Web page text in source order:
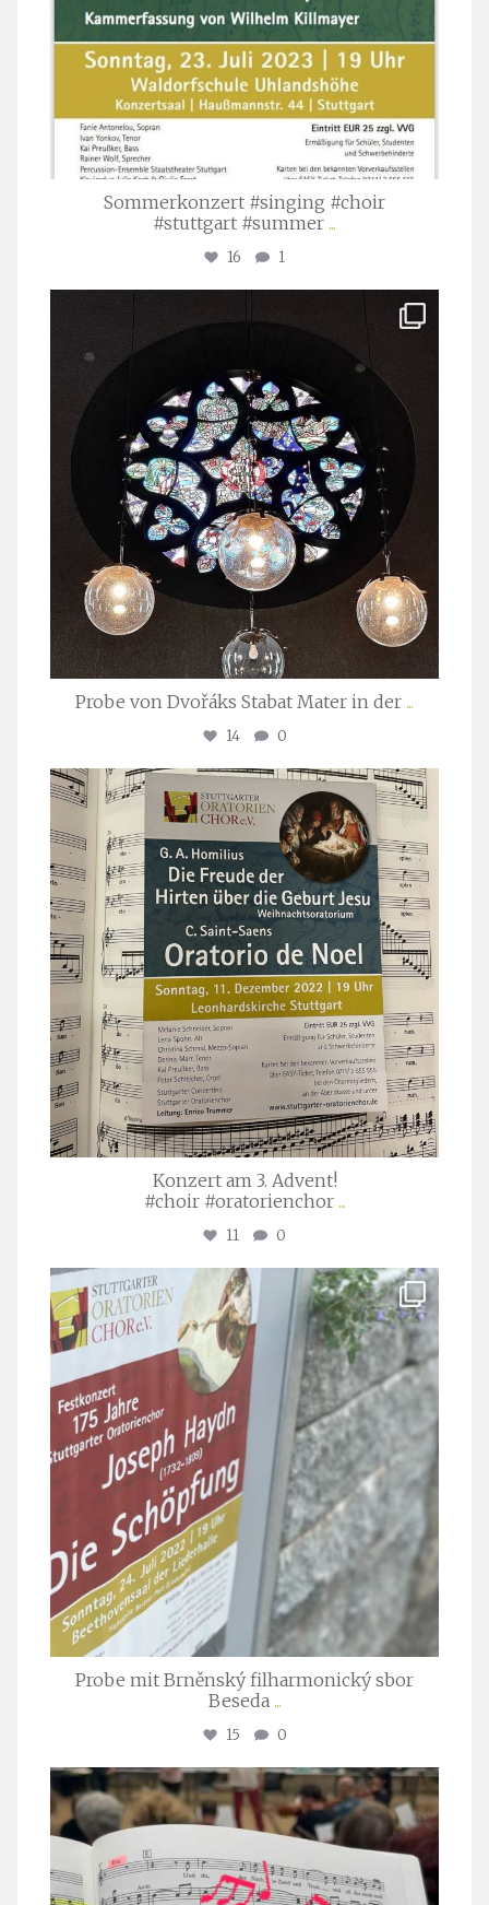
Sommerkonzert #singing #choir
#stuttgart #summer ...
16 1
Apr. 1
Probe von Dvořáks Stabat Mater in der ...
14 0
stuttgarter_oratorienchor
Nov. 29
Konzert am 3. Advent!
#choir #oratorienchor ...
11 0
stuttgarter_oratorienchor
Juli 23
Probe mit Brněnský filharmonický sbor
Beseda ...
15 0
stuttgarter_oratorienchor
Juli 23